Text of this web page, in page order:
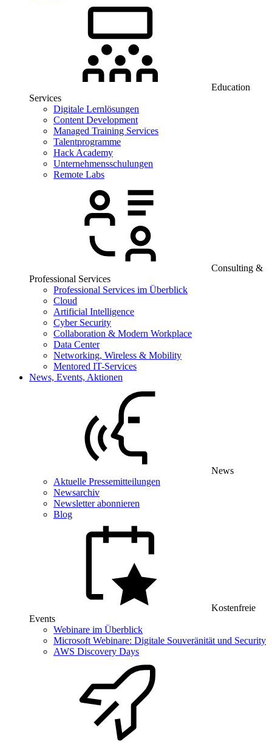
Education
Services
Digitale Lernlösungen
Content Development
Managed Training Services
Talentprogramme
Hack Academy
Unternehmensschulungen
Remote Labs
Consulting &
Professional Services
Professional Services im Überblick
Cloud
Artificial Intelligence
Cyber Security
Collaboration & Modern Workplace
Data Center
Networking, Wireless & Mobility
Mentored IT-Services
News, Events, Aktionen
News
Aktuelle Pressemitteilungen
Newsarchiv
Newsletter abonnieren
Blog
Kostenfreie
Events
Webinare im Überblick
Microsoft Webinare: Digitale Souveränität und Security
AWS Discovery Days